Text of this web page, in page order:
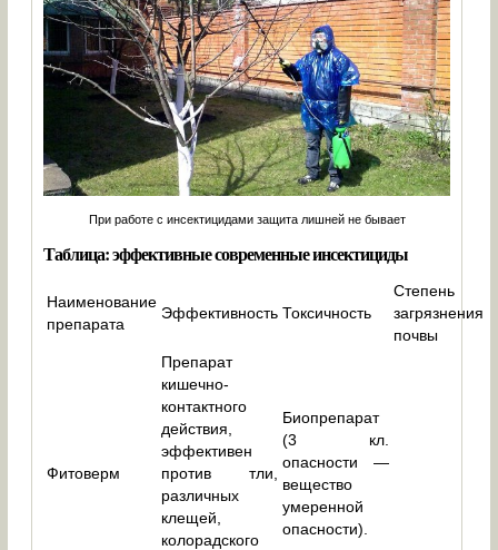
При работе с инсектицидами защита лишней не бывает
Таблица: эффективные современные инсектициды
Наименование
препарата
Эффективность Токсичность
Степень
загрязнения
почвы
Фитоверм
Препарат
кишечно-
контактного
действия,
эффективен
против тли,
различных
клещей,
колорадского
Биопрепарат
(3 кл.
опасности —
вещество
умеренной
опасности).